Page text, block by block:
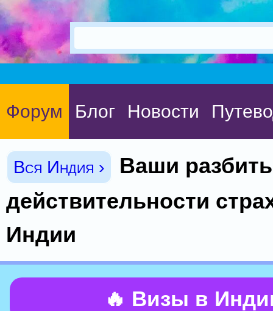
Форум Блог Новости
Вся Индия ›
Ваши
действительности
Индии
🔥 Визы в